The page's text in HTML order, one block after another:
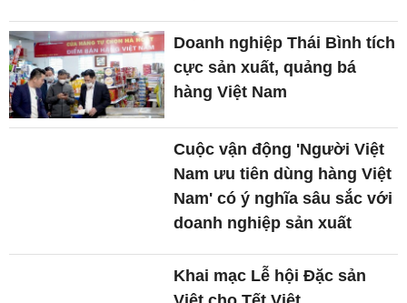
Doanh nghiệp Thái Bình tích
cực sản xuất, quảng bá
hàng Việt Nam
Cuộc vận động 'Người Việt
Nam ưu tiên dùng hàng Việt
Nam' có ý nghĩa sâu sắc với
doanh nghiệp sản xuất
Khai mạc Lễ hội Đặc sản